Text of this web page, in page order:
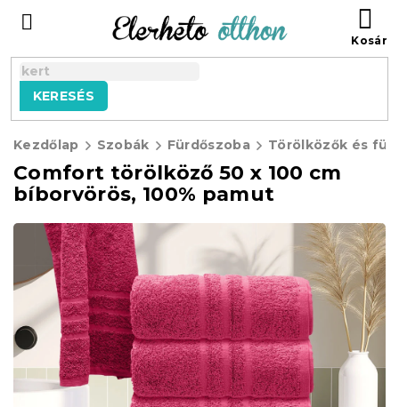
tartalomhoz
KERESÉS
Kezdőlap Szobák Fürdőszoba Törölközők és
Comfort törölköző 50 x 100 cm
bíborvörös, 100% pamut